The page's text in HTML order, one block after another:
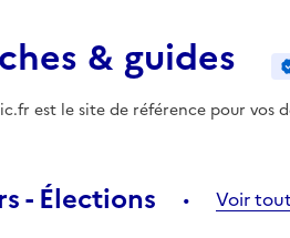
& guides
est le site de référence pour vos
- Élections Voir tout